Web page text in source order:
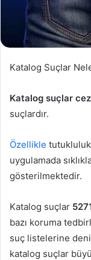
Katalog Suçlar
Katalog suçlar
suçlardır.
Özellikle
uygulamada
gösterilmektedir.
Katalog suçlar
bazı koruma
suç listelerine
katalog suçlar